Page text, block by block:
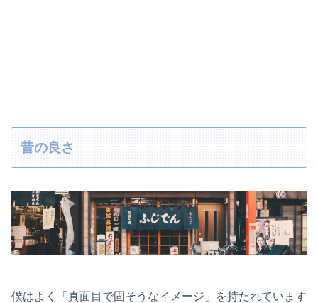
昔の良さ
僕はよく「真面目で固そうなイメージ」を持たれています